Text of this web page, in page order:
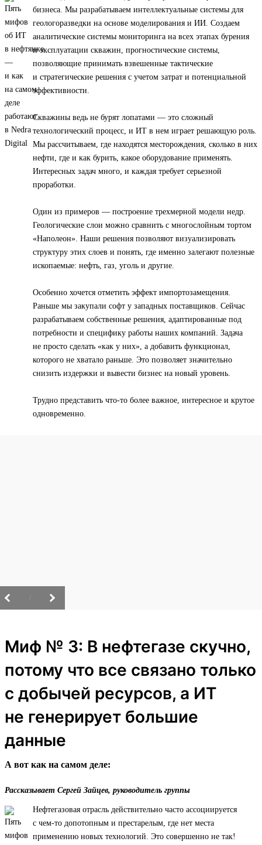
бизнеса. Мы разрабатываем интеллектуальные системы для
геологоразведки на основе моделирования и ИИ. Создаем
аналитические системы мониторинга на всех этапах бурения
и эксплуатации скважин, прогностические системы,
позволяющие принимать взвешенные тактические
и стратегические решения с учетом затрат и потенциальной
эффективности.
Скважины ведь не бурят лопатами — это сложный
технологический процесс, и ИТ в нем играет решающую роль.
Мы рассчитываем, где находятся месторождения, сколько в них
нефти, где и как бурить, какое оборудование применять.
Интересных задач много, и каждая требует серьезной
проработки.
Один из примеров — построение трехмерной модели недр.
Геологические слои можно сравнить с многослойным тортом
«Наполеон». Наши решения позволяют визуализировать
структуру этих слоев и понять, где именно залегают полезные
ископаемые: нефть, газ, уголь и другие.
Особенно хочется отметить эффект импортозамещения.
Раньше мы закупали софт у западных поставщиков. Сейчас
разрабатываем собственные решения, адаптированные под
потребности и специфику работы наших компаний. Задача
не просто сделать «как у них», а добавить функционал,
которого не хватало раньше. Это позволяет значительно
снизить издержки и вывести бизнес на новый уровень.
Трудно представить что-то более важное, интересное и крутое
одновременно.
Миф № 3: В нефтегазе скучно,
потому что все связано только
с добычей ресурсов, а ИТ
не генерирует большие
данные
А вот как на самом деле:
Рассказывает Сергей Зайцев, руководитель группы
Нефтегазовая отрасль действительно часто ассоциируется
с чем-то допотопным и престарелым, где нет места
применению новых технологий. Это совершенно не так!